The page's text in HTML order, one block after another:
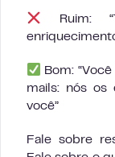
Ruim:
Bom:
mails: nós os
você”
Fale sobre